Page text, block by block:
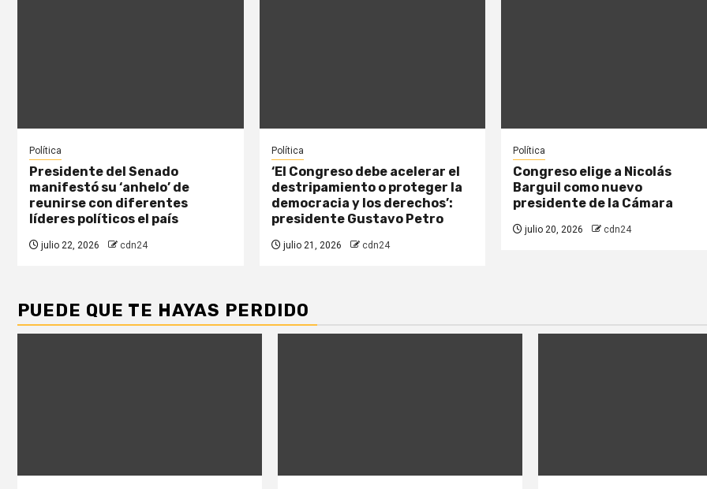
Política
Presidente del Senado
manifestó su ‘anhelo’ de
reunirse con diferentes
líderes políticos el país
julio 22, 2026 cdn24
Política
‘El Congreso debe acelerar el
destripamiento o proteger la
democracia y los derechos’:
presidente Gustavo Petro
julio 21, 2026 cdn24
Política
Congreso elige a Nicolás
Barguil como nuevo
presidente de la Cámara
julio 20, 2026 cdn24
PUEDE QUE TE HAYAS PERDIDO